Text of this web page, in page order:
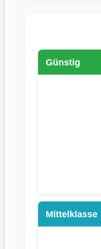
Günstig
Mittelklasse